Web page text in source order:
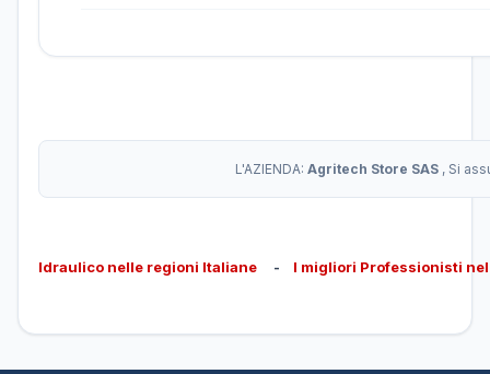
L'AZIENDA: Agritech Store SAS , Si
Idraulico nelle regioni Italiane - I migliori Professionisti